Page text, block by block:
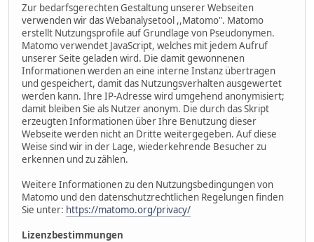
Zur bedarfsgerechten Gestaltung unserer Webseiten
verwenden wir das Webanalysetool ,,Matomo". Matomo
erstellt Nutzungsprofile auf Grundlage von Pseudonymen.
Matomo verwendet JavaScript, welches mit jedem Aufruf
unserer Seite geladen wird. Die damit gewonnenen
Informationen werden an eine interne Instanz übertragen
und gespeichert, damit das Nutzungsverhalten ausgewertet
werden kann. Ihre IP-Adresse wird umgehend anonymisiert;
damit bleiben Sie als Nutzer anonym. Die durch das Skript
erzeugten Informationen über Ihre Benutzung dieser
Webseite werden nicht an Dritte weitergegeben. Auf diese
Weise sind wir in der Lage, wiederkehrende Besucher zu
erkennen und zu zählen.
Weitere Informationen zu den Nutzungsbedingungen von
Matomo und den datenschutzrechtlichen Regelungen finden
Sie unter: https://matomo.org/privacy/
Lizenzbestimmungen